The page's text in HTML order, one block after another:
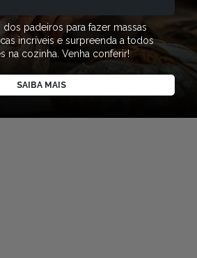
padeiros para fazer massas
incríveis e surpreenda a todos
na cozinha. Venha conferir!
SAIBA MAIS